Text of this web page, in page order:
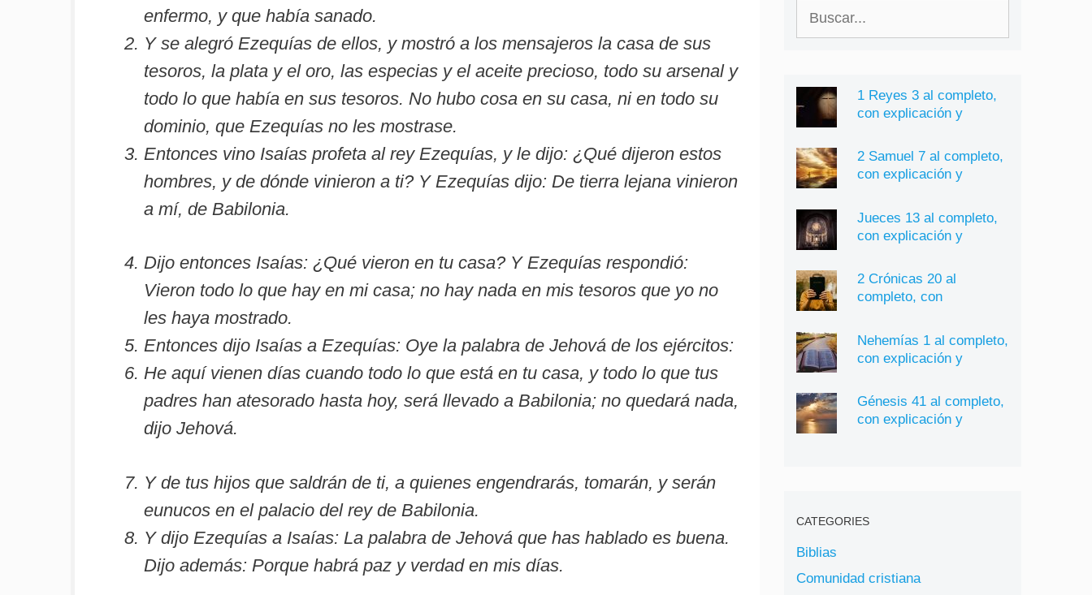
enfermo, y que había sanado.
Y se alegró Ezequías de ellos, y mostró a los mensajeros la casa de sus
tesoros, la plata y el oro, las especias y el aceite precioso, todo su arsenal y
todo lo que había en sus tesoros. No hubo cosa en su casa, ni en todo su
dominio, que Ezequías no les mostrase.
Entonces vino Isaías profeta al rey Ezequías, y le dijo: ¿Qué dijeron estos
hombres, y de dónde vinieron a ti? Y Ezequías dijo: De tierra lejana vinieron
a mí, de Babilonia.
Dijo entonces Isaías: ¿Qué vieron en tu casa? Y Ezequías respondió:
Vieron todo lo que hay en mi casa; no hay nada en mis tesoros que yo no
les haya mostrado.
Entonces dijo Isaías a Ezequías: Oye la palabra de Jehová de los ejércitos:
He aquí vienen días cuando todo lo que está en tu casa, y todo lo que tus
padres han atesorado hasta hoy, será llevado a Babilonia; no quedará nada,
dijo Jehová.
Y de tus hijos que saldrán de ti, a quienes engendrarás, tomarán, y serán
eunucos en el palacio del rey de Babilonia.
Y dijo Ezequías a Isaías: La palabra de Jehová que has hablado es buena.
Dijo además: Porque habrá paz y verdad en mis días.
1 Reyes 3 al completo,
con explicación y
2 Samuel 7 al completo,
con explicación y
Jueces 13 al completo,
con explicación y
2 Crónicas 20 al
completo, con
Nehemías 1 al completo,
con explicación y
Génesis 41 al completo,
con explicación y
CATEGORIES
Biblias
Comunidad cristiana